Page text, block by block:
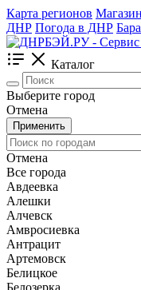
Карта регионов
ДНР Погода в ДНР
Каталог
Выберите город
Отмена
Применить
Отмена
Все города
Авдеевка
Алешки
Алчевск
Амвросиевка
Антрацит
Артемовск
Белицкое
Белозерка